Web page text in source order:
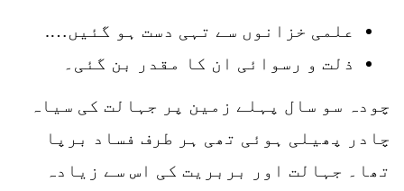
علمی خزانوں سے تہی دست ہو گئیں….
ذلت و رسوائی ان کا مقدر بن گئی۔
چودہ سو سال پہلے زمین پر جہالت کی سیاہ
چادر پھیلی ہوئی تھی ہر طرف فساد برپا
تھا۔ جہالت اور بربریت کی اس سے زیادہ